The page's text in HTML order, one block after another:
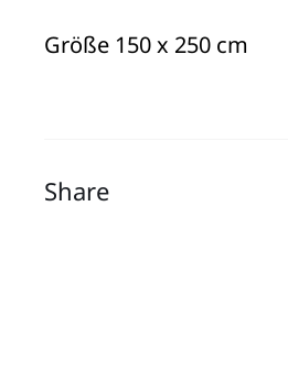
Größe 150 x 250 cm
Share